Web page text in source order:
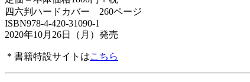
四六判ハードカバー 260ページ
ISBN978-4-420-31090-1
2020年10月26日（月）発売
＊書籍特設サイトはこちら